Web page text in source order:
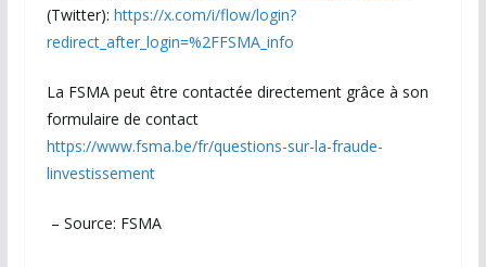
(Twitter): https://x.com/i/flow/login?
redirect_after_login=%2FFSMA_info
La FSMA peut être contactée directement grâce à son
formulaire de contact
https://www.fsma.be/fr/questions-sur-la-fraude-
linvestissement
– Source: FSMA